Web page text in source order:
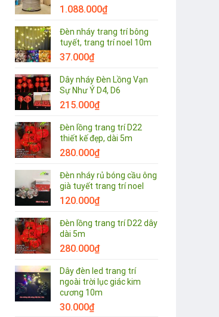
1.088.000₫
Đèn nháy trang trí bông
tuyết, trang trí noel 10m
37.000₫
Dây nháy Đèn Lồng Vạn
Sự Như Ý D4, D6
215.000₫
Đèn lồng trang trí D22
thiết kế đẹp, dài 5m
280.000₫
Đèn nháy rủ bóng cầu ông
già tuyết trang trí noel
120.000₫
Đèn lồng trang trí D22 dây
dài 5m
280.000₫
Dây đèn led trang trí
ngoài trời lục giác kim
cương 10m
30.000₫